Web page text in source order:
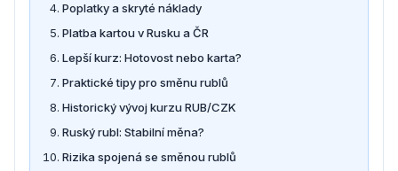
Poplatky a skryté náklady
Platba kartou v Rusku a ČR
Lepší kurz: Hotovost nebo karta?
Praktické tipy pro směnu rublů
Historický vývoj kurzu RUB/CZK
Ruský rubl: Stabilní měna?
Rizika spojená se směnou rublů